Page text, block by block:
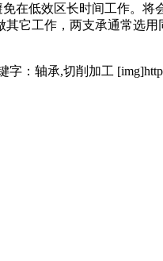
在低效区长时间工作。
它工作，两支承通常选
：轴承,切削加工